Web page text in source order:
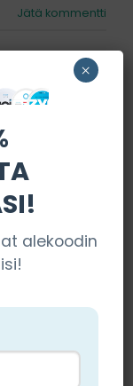
Jätä kommentti
alekoodin
×